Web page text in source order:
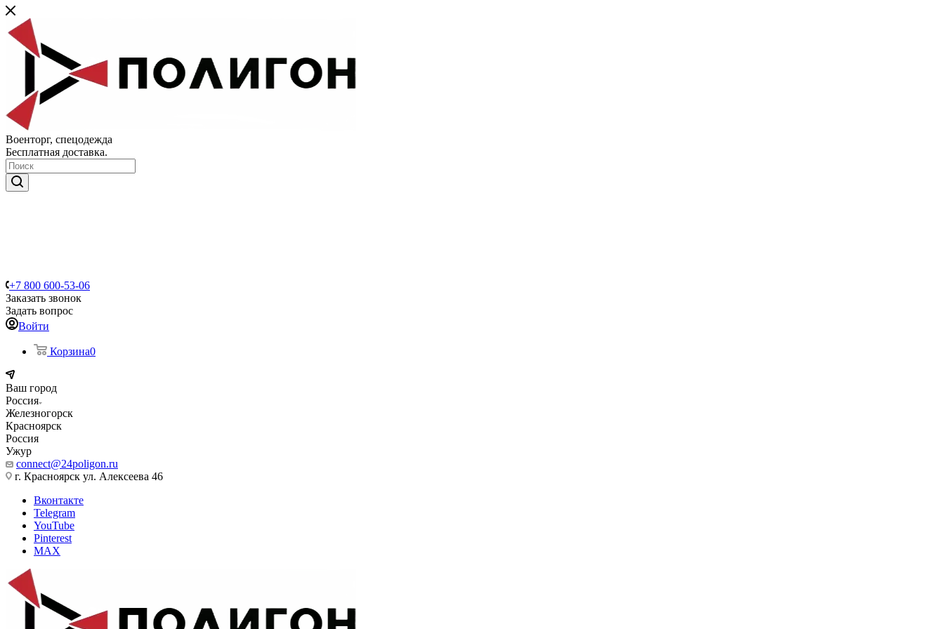
Военторг, спецодежда
Бесплатная доставка.
+7 800 600-53-06
Заказать звонок
Задать вопрос
Войти
Корзина0
Ваш город
Россия
Железногорск
Красноярск
Россия
Ужур
connect@24poligon.ru
г. Красноярск ул. Алексеева 46
Вконтакте
Telegram
YouTube
Pinterest
MAX